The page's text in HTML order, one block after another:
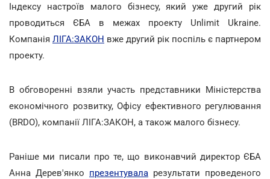
Індексу настроїв малого бізнесу, який уже другий рік
проводиться ЄБА в межах проекту Unlimit Ukraine.
Компанія ЛІГА:ЗАКОН вже другий рік поспіль є партнером
проекту.
В обговоренні взяли участь представники Міністерства
економічного розвитку, Офісу ефективного регулювання
(BRDO), компанії ЛІГА:ЗАКОН, а також малого бізнесу.
Раніше ми писали про те, що виконавчий директор ЄБА
Анна Дерев'янко презентувала результати проведеного